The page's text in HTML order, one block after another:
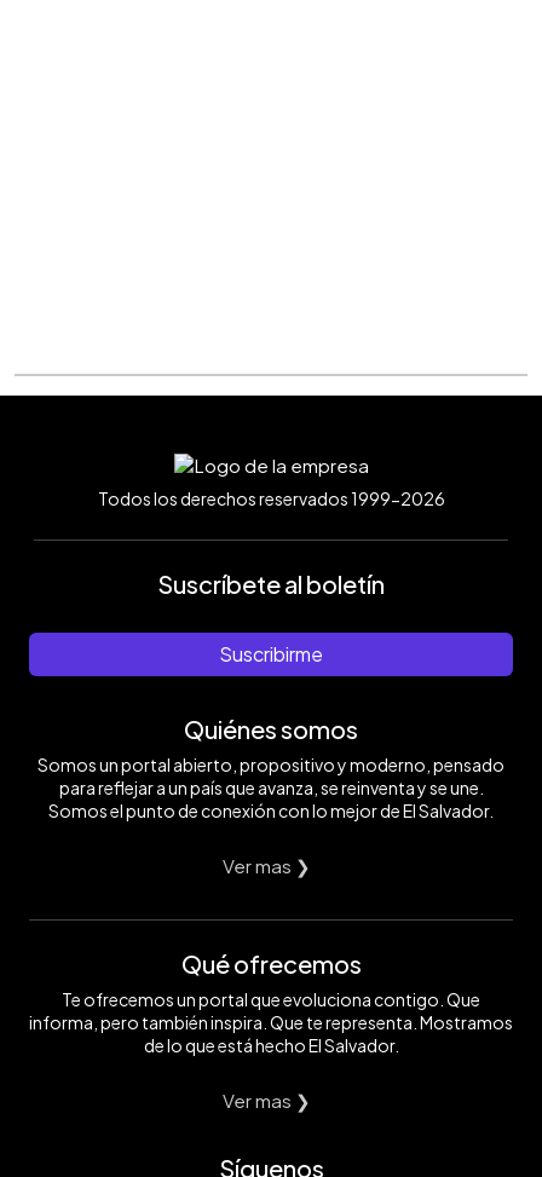
Todos los derechos reservados 1999-2026
Suscríbete al boletín
Suscribirme
Quiénes somos
Somos un portal abierto, propositivo y moderno, pensado
para reflejar a un país que avanza, se reinventa y se une.
Somos el punto de conexión con lo mejor de El Salvador.
Ver mas ❯
Qué ofrecemos
Te ofrecemos un portal que evoluciona contigo. Que
informa, pero también inspira. Que te representa. Mostramos
de lo que está hecho El Salvador.
Ver mas ❯
Síguenos